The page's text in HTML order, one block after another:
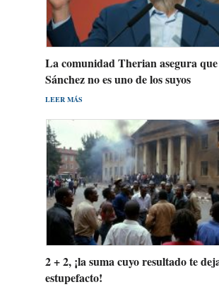
La comunidad Therian asegura
Sánchez no es uno de los suyos
LEER MÁS
2 + 2, ¡la suma cuyo resultado te
estupefacto!